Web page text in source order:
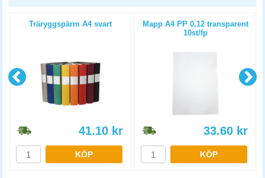
Träryggspärm A4 svart
41.10 kr
KÖP
Mapp A4 PP 0,12 transparent
10st/fp
33.60 kr
KÖP